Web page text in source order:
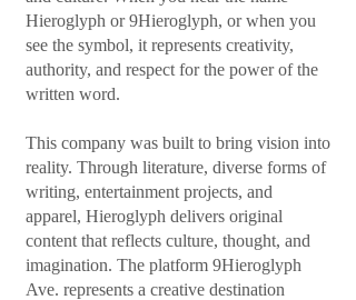
Hieroglyph or 9Hieroglyph, or when you
see the symbol, it represents creativity,
authority, and respect for the power of the
written word.
This company was built to bring vision into
reality. Through literature, diverse forms of
writing, entertainment projects, and
apparel, Hieroglyph delivers original
content that reflects culture, thought, and
imagination. The platform 9Hieroglyph
Ave. represents a creative destination